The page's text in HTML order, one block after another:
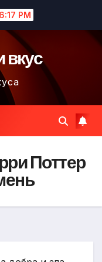
PM
вкус
Поттер